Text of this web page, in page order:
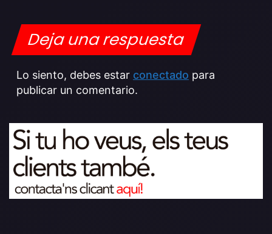
Deja una respuesta
Lo siento, debes estar conectado para
publicar un comentario.